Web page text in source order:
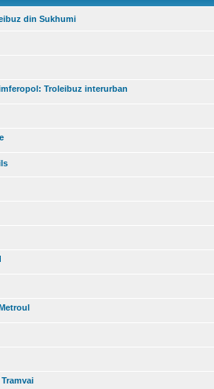
din Sukhumi
Troleibuz interurban